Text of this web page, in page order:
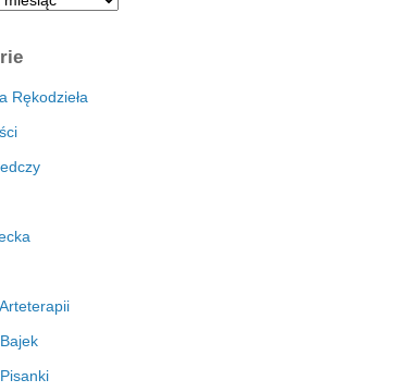
Rękodzieła